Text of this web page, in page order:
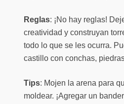
Reglas: ¡No hay reglas!
creatividad y construyan
todo lo que se les ocurra.
castillo con conchas,
Tips: Mojen la arena para
moldear. ¡Agregar un